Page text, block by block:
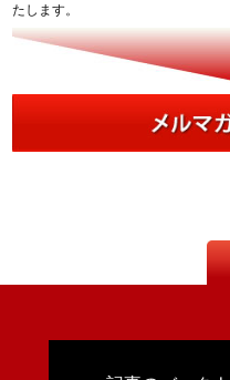
たします。